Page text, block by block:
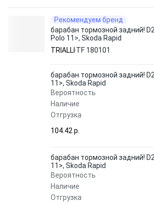
Рекомендуем бренд
барабан тормозной задний!
Polo 11>, Skoda Rapid
TRIALLI TF 180101
барабан тормозной задний!
11>, Skoda Rapid
Вероятность
Наличие
Отгрузка
104.42 p.
барабан тормозной задний!
11>, Skoda Rapid
Вероятность
Наличие
Отгрузка